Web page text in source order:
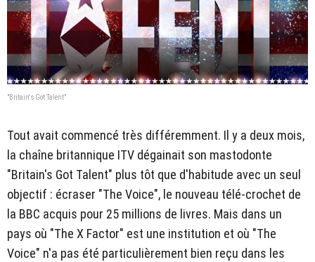
"Britain's Got Talent"
Tout avait commencé très différemment. Il y a deux mois,
la chaîne britannique ITV dégainait son mastodonte
"Britain's Got Talent" plus tôt que d'habitude avec un seul
objectif : écraser "The Voice", le nouveau télé-crochet de
la BBC acquis pour 25 millions de livres. Mais dans un
pays où "The X Factor" est une institution et où "The
Voice" n'a pas été particulièrement bien reçu dans les